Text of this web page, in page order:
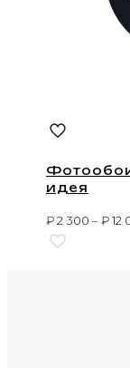
идея
₽2 300 –₽12